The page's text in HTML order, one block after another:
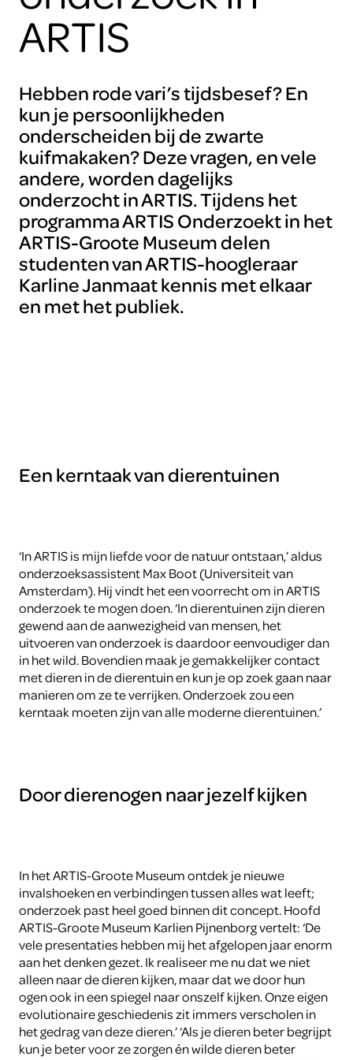
ARTIS
Hebben rode vari’s tijdsbesef? En
kun je persoonlijkheden
onderscheiden bij de zwarte
kuifmakaken? Deze vragen, en vele
andere, worden dagelijks
onderzocht in ARTIS. Tijdens het
programma ARTIS Onderzoekt in het
ARTIS-Groote Museum delen
studenten van ARTIS-hoogleraar
Karline Janmaat kennis met elkaar
en met het publiek.
Een kerntaak van dierentuinen
‘In ARTIS is mijn liefde voor de natuur ontstaan,’ aldus
onderzoeksassistent Max Boot (Universiteit van
Amsterdam). Hij vindt het een voorrecht om in ARTIS
onderzoek te mogen doen. ‘In dierentuinen zijn dieren
gewend aan de aanwezigheid van mensen, het
uitvoeren van onderzoek is daardoor eenvoudiger dan
in het wild. Bovendien maak je gemakkelijker contact
met dieren in de dierentuin en kun je op zoek gaan naar
manieren om ze te verrijken. Onderzoek zou een
kerntaak moeten zijn van alle moderne dierentuinen.’
Door dierenogen naar jezelf kijken
In het ARTIS-Groote Museum ontdek je nieuwe
invalshoeken en verbindingen tussen alles wat leeft;
onderzoek past heel goed binnen dit concept. Hoofd
ARTIS-Groote Museum Karlien Pijnenborg vertelt: ‘De
vele presentaties hebben mij het afgelopen jaar enorm
aan het denken gezet. Ik realiseer me nu dat we niet
alleen naar de dieren kijken, maar dat we door hun
ogen ook in een spiegel naar onszelf kijken. Onze eigen
evolutionaire geschiedenis zit immers verscholen in
het gedrag van deze dieren.’ ‘Als je dieren beter begrijpt
kun je beter voor ze zorgen én wilde dieren beter